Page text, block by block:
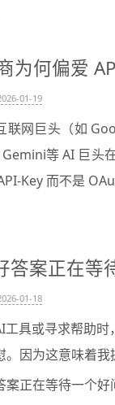
为何偏爱
01-19
联网巨头（如
等 AI 巨头
Key 而不是
答案正在等
01-18
工具或寻求帮助时
。因为这意味着我
案正在等待一个好